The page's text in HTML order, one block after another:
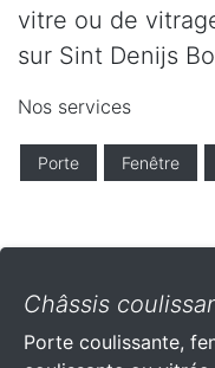
vitre ou de
sur Sint Denijs
Nos services
Porte Fenêtre
Châssis
Porte coulissante,